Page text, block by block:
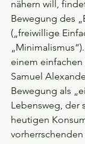
nähern will,
Bewegung des
(„freiwillige
einem einfachen
Samuel
Bewegung als
Lebensweg, der
heutigen